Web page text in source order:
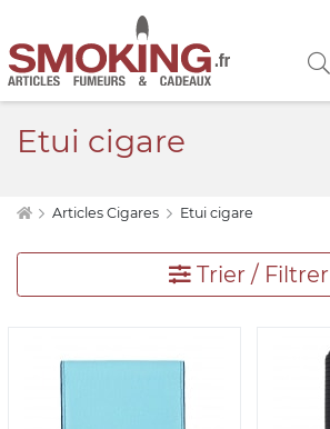
Etui cigare
Articles Cigares Etui cigare
Trier / Filtrer